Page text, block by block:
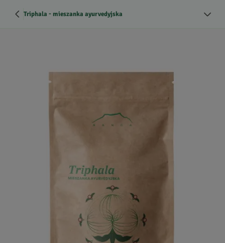
Triphala - mieszanka ayurvedyjska